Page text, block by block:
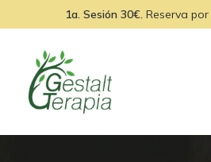
1a. Sesión 30€.Reserva por